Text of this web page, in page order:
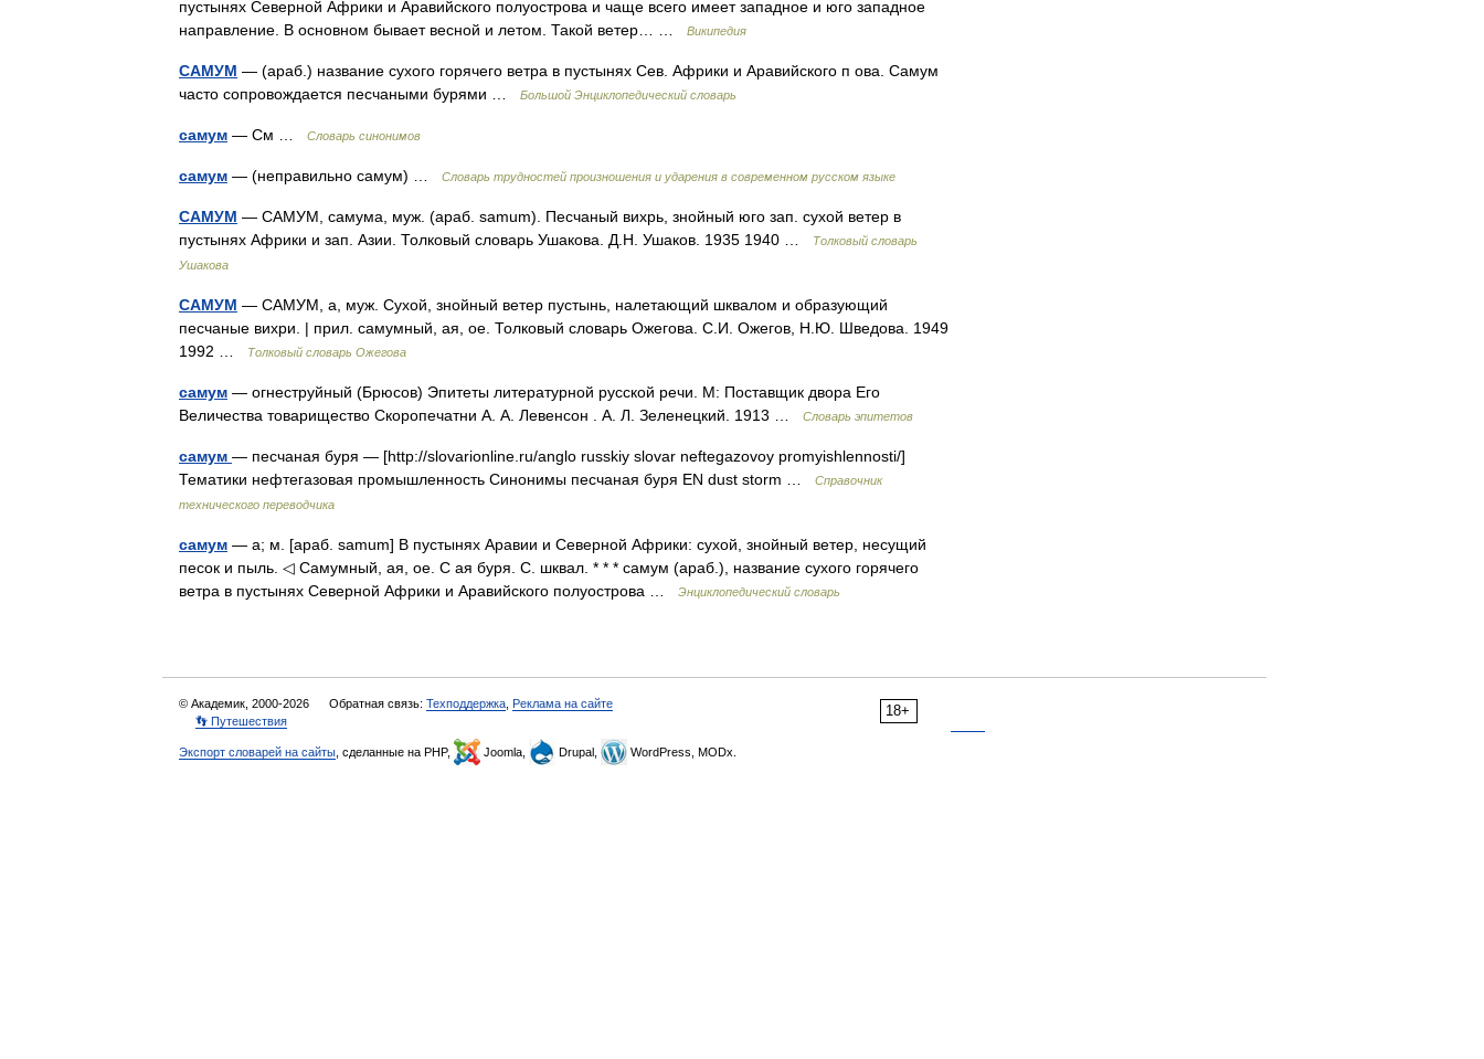
пустынях Северной Африки и Аравийского полуострова и чаще всего имеет западное и юго западное
направление. В основном бывает весной и летом. Такой ветер… …
Википедия
САМУМ — (араб.) название сухого горячего ветра в пустынях Сев. Африки и Аравийского п ова. Самум
часто сопровождается песчаными бурями …
Большой Энциклопедический словарь
самум — См … Словарь синонимов
самум — (неправильно самум) … Словарь трудностей произношения и ударения в современном русском языке
САМУМ — САМУМ, самума, муж. (араб. samum). Песчаный вихрь, знойный юго зап. сухой ветер в
пустынях Африки и зап. Азии. Толковый словарь Ушакова. Д.Н. Ушаков. 1935 1940 …
Толковый словарь
Ушакова
САМУМ — САМУМ, а, муж. Сухой, знойный ветер пустынь, налетающий шквалом и образующий
песчаные вихри. | прил. самумный, ая, ое. Толковый словарь Ожегова. С.И. Ожегов, Н.Ю. Шведова. 1949
1992 …
Толковый словарь Ожегова
самум — огнеструйный (Брюсов) Эпитеты литературной русской речи. М: Поставщик двора Его
Величества товарищество Скоропечатни А. А. Левенсон . А. Л. Зеленецкий. 1913 …
Словарь эпитетов
самум — песчаная буря — [http://slovarionline.ru/anglo russkiy slovar neftegazovoy promyishlennosti/]
Тематики нефтегазовая промышленность Синонимы песчаная буря EN dust storm …
Справочник
технического переводчика
самум — а; м. [араб. samum] В пустынях Аравии и Северной Африки: сухой, знойный ветер, несущий
песок и пыль. ◁ Самумный, ая, ое. С ая буря. С. шквал. * * * самум (араб.), название сухого горячего
ветра в пустынях Северной Африки и Аравийского полуострова …
Энциклопедический словарь
18+
© Академик, 2000-2026 Обратная связь: Техподдержка Реклама на сайте
👣 Путешествия
Экспорт словарей на сайты , сделанные на PHP, Joomla, Drupal, WordPress, MODx.